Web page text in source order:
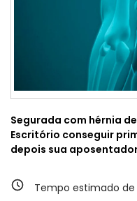
Segurada com hérnia
Escritório conseguir
depois sua
Tempo estimado de